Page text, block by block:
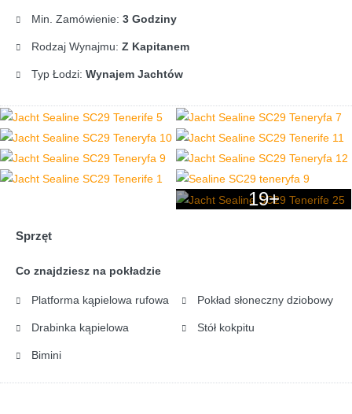
Min. Zamówienie: 3 Godziny
Rodzaj Wynajmu: Z Kapitanem
Typ Łodzi: Wynajem Jachtów
19+
Sprzęt
Co znajdziesz na pokładzie
Platforma kąpielowa rufowa
Drabinka kąpielowa
Bimini
Pokład słoneczny dziobowy
Stół kokpitu